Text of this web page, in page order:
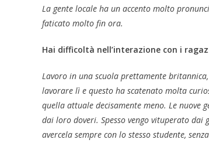
La gente locale ha un accento molto
faticato molto fin ora.
Hai difficoltà nell’interazione con i
Lavoro in una scuola prettamente
lavorare lì e questo ha scatenato molta
quella attuale decisamente meno. Le
dai loro doveri. Spesso vengo vituperato
avercela sempre con lo stesso studente,